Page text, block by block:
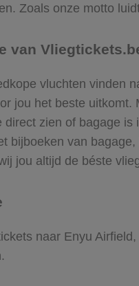
Zoals onze motto
van
vluchten vinden
jou het beste
zien of bagage
bijboeken van
jou altijd de béste
naar Enyu